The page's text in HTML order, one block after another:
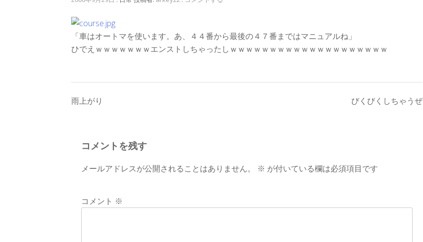
「車はオートマを使います。あ、４４番から最後の４７番まではマニュアルね」
ひでえｗｗｗｗｗｗｗエンストしちゃったしｗｗｗｗｗｗｗｗｗｗｗｗｗｗｗｗｗｗｗｗ
投
ナ
ー
雨上がり びくびくしちゃうぜ
コメントを残す
メールアドレスが公開されることはありません。 ※ が付いている欄は必須項目です
コメント ※